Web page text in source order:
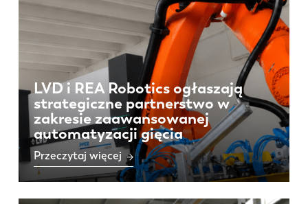
LVD i REA Robotics ogłaszają
strategiczne partnerstwo w
zakresie zaawansowanej
automatyzacji gięcia
Przeczytaj więcej